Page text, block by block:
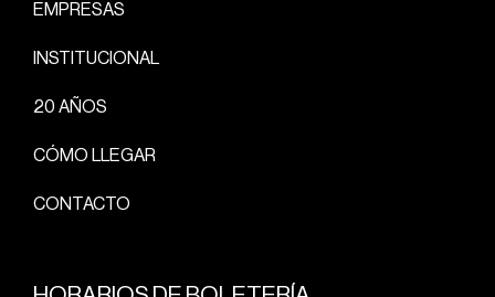
EMPRESAS
INSTITUCIONAL
20 AÑOS
CÓMO LLEGAR
CONTACTO